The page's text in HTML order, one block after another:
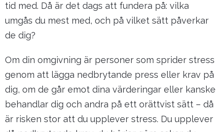
tid med. Då är det dags att fundera på: vilka
umgås du mest med, och på vilket sätt påverkar
de dig?
Om din omgivning är personer som sprider stress
genom att lägga nedbrytande press eller krav på
dig, om de går emot dina värderingar eller kanske
behandlar dig och andra på ett orättvist sätt – då
är risken stor att du upplever stress. Du upplever